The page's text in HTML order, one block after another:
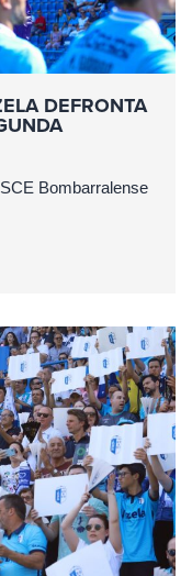
DEFRONTA
Bombarralense